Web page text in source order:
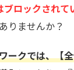
ブロックされて
りませんか？
ークでは、【